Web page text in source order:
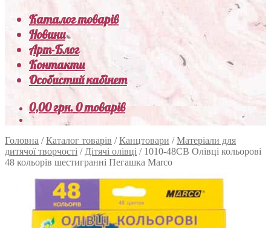
Каталог товарів
Новини
Арт-Блог
Контакти
Особистий кабінет
0,00грн.0 товарів
Головна /Каталог товарів /Канцтовари /Матеріали для
дитячої творчості / Дітячі олівці / 1010-48CB Олівці кольорові
48 кольорів шестигранні Пегашка Marco